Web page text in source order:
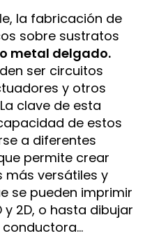
la fabricación de
sobre sustratos
metal delgado.
ser circuitos
y otros
clave de esta
de estos
a diferentes
permite crear
más versátiles y
se pueden imprimir
2D, o hasta dibujar